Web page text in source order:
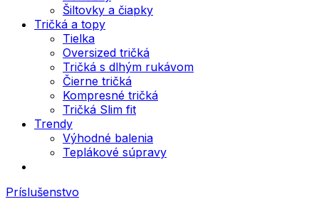
Šiltovky a čiapky
Tričká a topy
Tielka
Oversized tričká
Tričká s dlhým rukávom
Čierne tričká
Kompresné tričká
Tričká Slim fit
Trendy
Výhodné balenia
Teplákové súpravy
Príslušenstvo